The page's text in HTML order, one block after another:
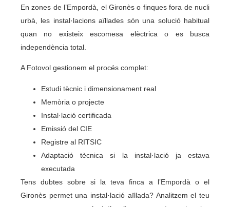
En zones de l’Empordà, el Gironès o finques fora de nucli
urbà, les instal·lacions aïllades són una solució habitual
quan no existeix escomesa elèctrica o es busca
independència total.
A Fotovol gestionem el procés complet:
Estudi tècnic i dimensionament real
Memòria o projecte
Instal·lació certificada
Emissió del CIE
Registre al RITSIC
Adaptació tècnica si la instal·lació ja estava
executada
Tens dubtes sobre si la teva finca a l’Empordà o el
Gironès permet una instal·lació aïllada? Analitzem el teu